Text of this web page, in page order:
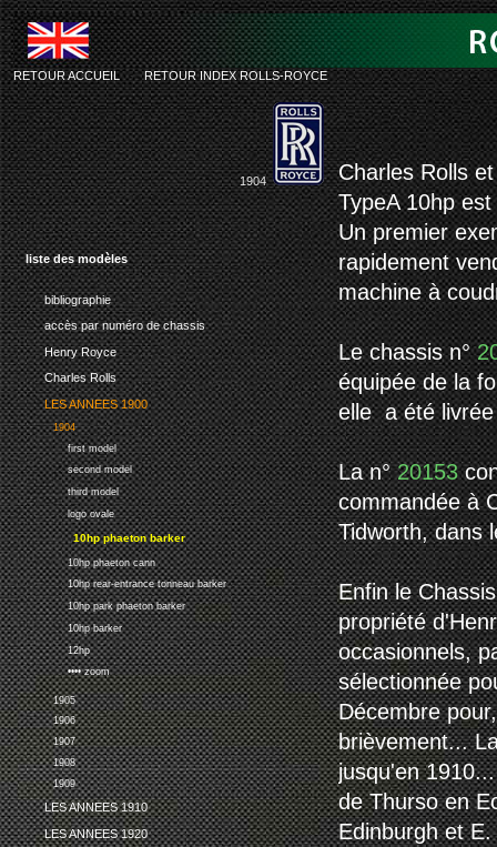
liste des modèles
bibliographie
accès par numéro de chassis
Henry Royce
Charles Rolls
LES ANNEES 1900
1904
first model
second model
third model
logo ovale
10hp phaeton barker
10hp phaeton cann
10hp rear-entrance tonneau barker
10hp park phaeton barker
10hp barker
12hp
•••• zoom
1905
1906
1907
1908
1909
LES ANNEES 1910
LES ANNEES 1920
rolls-royce
RETOUR ACCUEIL-RETOUR INDEX ROLLS-ROYCE
1904
Charles Rolls
TypeA 10hp
Un premier
rapidement
machine à
Le chassis n°
équipée de la
elle a été livrée
La n°20153
commandée à
Tidworth, dans
Enfin le
propriété
occasionnels,
sélectionnée
Décembre
brièvement...
jusqu'en
de Thurso en
Edinburgh et